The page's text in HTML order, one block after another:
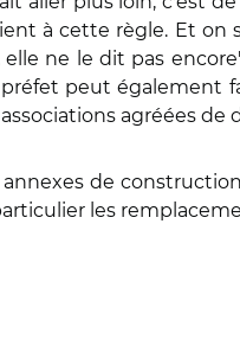
à cette règle. Et on
ne le dit pas
peut également
agréées de
de
les